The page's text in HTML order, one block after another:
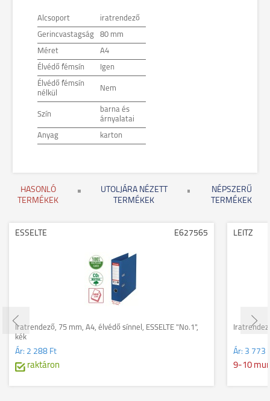
Alcsoport iratrendező
Gerincvastagság 80 mm
Méret A4
Élvédő fémsín Igen
Élvédő fémsín
nélkül
Nem
Szín
barna és
árnyalatai
Anyag karton
HASONLÓ
TERMÉKEK
UTOLJÁRA NÉZETT
TERMÉKEK
NÉPSZERŰ
TERMÉKEK
ESSELTE E627565
Iratrendező, 75 mm, A4, élvédő sínnel, ESSELTE "No.1",
kék
Ár: 2 288 Ft
raktáron
LEITZ
Ár: 3 773
9-10